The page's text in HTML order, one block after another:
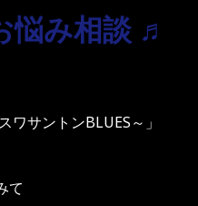
悩み相談 ♬
サントンBLUES～」
て